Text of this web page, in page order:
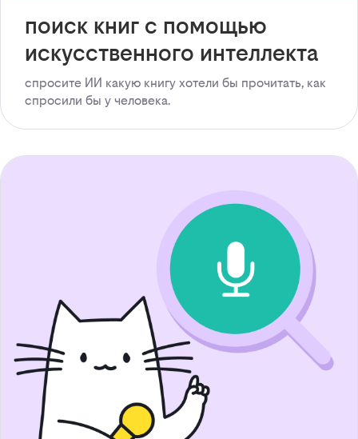
поиск книг с помощью
искусственного интеллекта
спросите ИИ какую книгу хотели бы прочитать, как
спросили бы у человека.